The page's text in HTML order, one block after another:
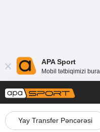
APA Sport
Mobil tətbiqimizi
Yay Transfer Pəncərəsi